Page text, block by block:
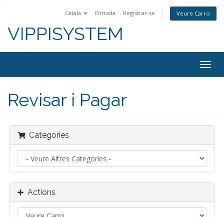
Català Entrada Registrar-se Veure Carro
VIPPISYSTEM
Revisar i Pagar
Categories
Actions